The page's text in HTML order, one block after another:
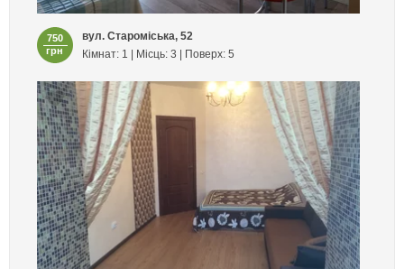
750
грн
вул. Староміська, 52
Кімнат: 1 | Місць: 3 | Поверх: 5